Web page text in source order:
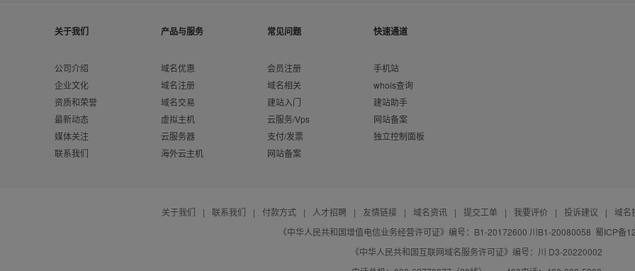
关于我们
公司介绍
企业文化
资质和荣誉
最新动态
媒体关注
联系我们
产品与服务
域名优惠
域名注册
域名交易
虚拟主机
云服务器
海外云主机
常见问题
会员注册
域名相关
建站入门
云服务/Vps
支付/发票
网站备案
快速通道
手机站
whois查询
建站助手
网站备案
独立控制面板
关于我们 | 联系我们 | 付款方式 | 人才招聘 | 友情链接 | 域名资讯 | 提交工单 | 我要评价 | 投诉建议 |
域名
《中华人民共和国增值电信业务经营许可证》编号：B1-20172600 川B1-20080058 蜀ICP备
《中华人民共和国互联网域名服务许可证》编号：川 D3-20220002